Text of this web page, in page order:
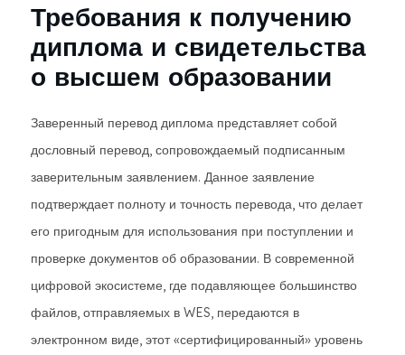
Требования к получению
диплома и свидетельства
о высшем образовании
Заверенный перевод диплома представляет собой
дословный перевод, сопровождаемый подписанным
заверительным заявлением. Данное заявление
подтверждает полноту и точность перевода, что делает
его пригодным для использования при поступлении и
проверке документов об образовании. В современной
цифровой экосистеме, где подавляющее большинство
файлов, отправляемых в WES, передаются в
электронном виде, этот «сертифицированный» уровень